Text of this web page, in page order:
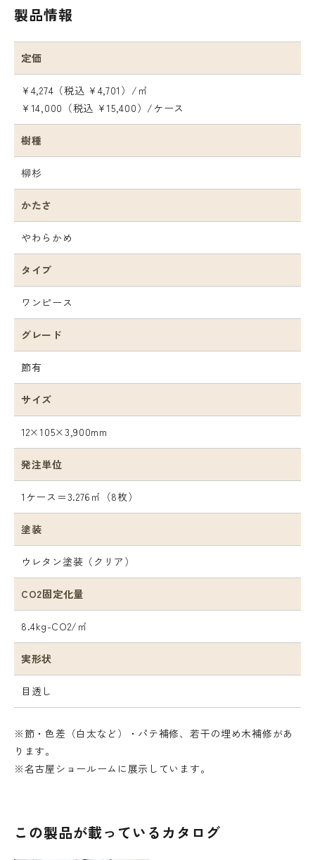
製品情報
定価
¥4,274（税込 ¥4,701）/㎡
¥14,000（税込 ¥15,400）/ケース
樹種
柳杉
かたさ
やわらかめ
タイプ
ワンピース
グレード
節有
サイズ
12×105×3,900mm
発注単位
1ケース＝3.276㎡（8枚）
塗装
ウレタン塗装（クリア）
CO2固定化量
8.4kg-CO2/㎡
実形状
目透し
※節・色差（白太など）・パテ補修、若干の埋め木補修があ
ります。
※名古屋ショールームに展示しています。
この製品が載っているカタログ